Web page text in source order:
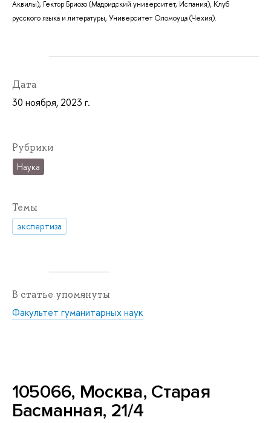
Аквилы), Гектор Бриозо (Мадридский университет, Испания), Клуб
русского языка и литературы, Университет Оломоуца (Чехия).
Дата
30 ноября, 2023 г.
Рубрики
Наука
Темы
экспертиза
В статье упомянуты
Факультет гуманитарных наук
105066, Москва, Старая
Басманная, 21/4